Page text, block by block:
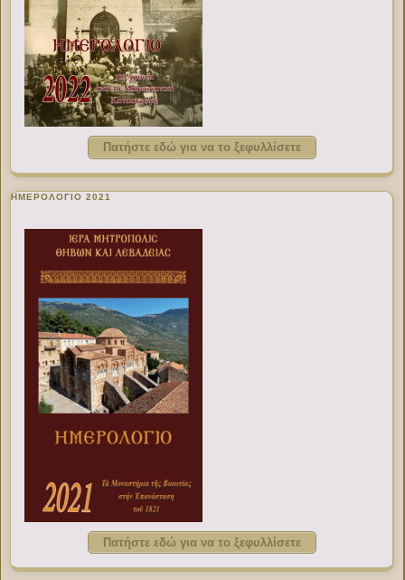
Πατήστε εδώ για να το ξεφυλλίσετε
ΗΜΕΡΟΛΟΓΙΟ 2021
Πατήστε εδώ για να το ξεφυλλίσετε